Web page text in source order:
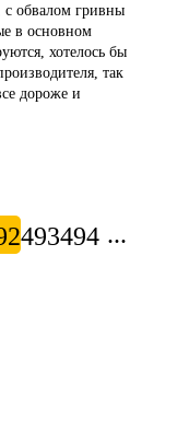
обвалом гривны
в основном
хотелось бы
так
дороже и
493494 ...